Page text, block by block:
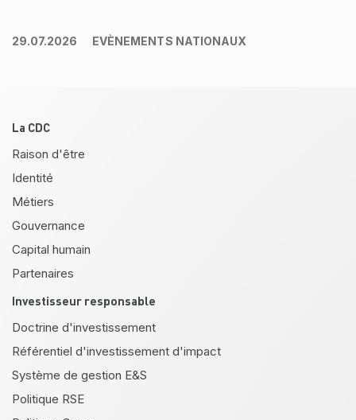
29.07.2026 EVÈNEMENTS NATIONAUX
Pied de page
La CDC
Raison d'être
Identité
Métiers
Gouvernance
Capital humain
Partenaires
Investisseur responsable
Doctrine d'investissement
Référentiel d'investissement d'impact
Système de gestion E&S
Politique RSE